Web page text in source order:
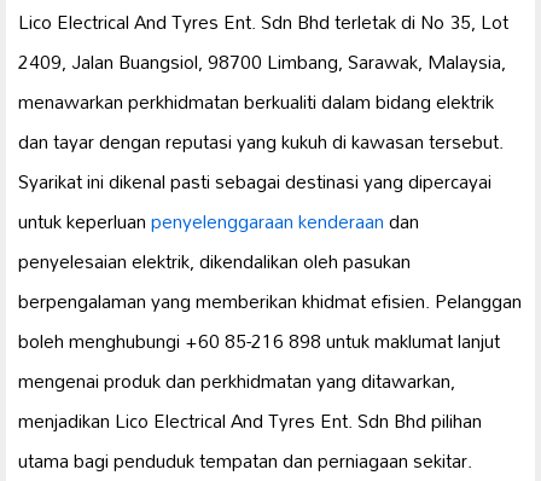
Lico Electrical And Tyres Ent. Sdn Bhd terletak di No 35, Lot
2409, Jalan Buangsiol, 98700 Limbang, Sarawak, Malaysia,
menawarkan perkhidmatan berkualiti dalam bidang elektrik
dan tayar dengan reputasi yang kukuh di kawasan tersebut.
Syarikat ini dikenal pasti sebagai destinasi yang dipercayai
untuk keperluanpenyelenggaraan kenderaandan
penyelesaian elektrik, dikendalikan oleh pasukan
berpengalaman yang memberikan khidmat efisien. Pelanggan
boleh menghubungi +60 85-216 898 untuk maklumat lanjut
mengenai produk dan perkhidmatan yang ditawarkan,
menjadikan Lico Electrical And Tyres Ent. Sdn Bhd pilihan
utama bagi penduduk tempatan dan perniagaan sekitar.